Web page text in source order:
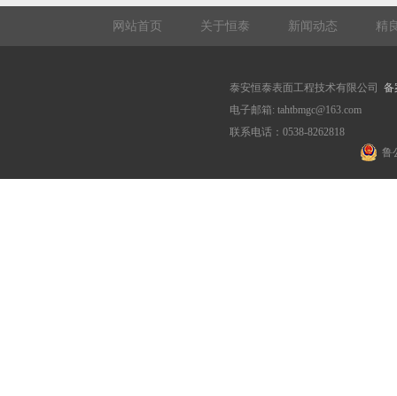
网站首页 关于恒泰 新闻动态 精
泰安恒泰表面工程技术有限公司 备
电子邮箱: tahtbmgc@163.com
联系电话：0538-8262818
鲁